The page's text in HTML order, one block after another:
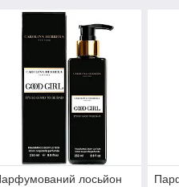
лосьйон